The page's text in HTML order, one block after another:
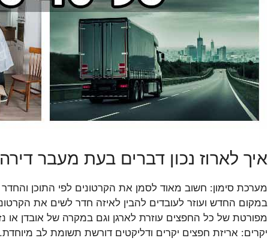
איך לארוז נכון דברים בעת מעבר
מערכת סימון: חשוב מאוד לסמן את הקרטונים לפי התוכן
במקום החדש ועוזר לעובדים להבין לאיזה חדר לשים את
מפורטת של כל החפצים עוזרת לארגן וגם במקרה של אובדן או
יקרים: אריזת חפצים יקרים ודליקטים דורשת תשומת לב